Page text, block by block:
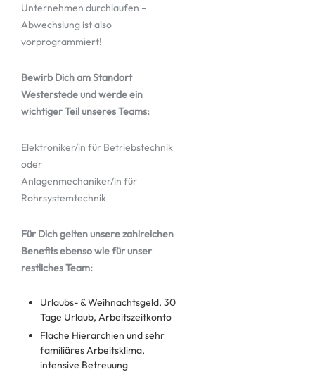
Unternehmen durchlaufen –
Abwechslung ist also
vorprogrammiert!
Bewirb Dich am Standort
Westerstede und werde ein
wichtiger Teil unseres Teams:
Elektroniker/in für Betriebstechnik
oder
Anlagenmechaniker/in für
Rohrsystemtechnik
Für Dich gelten unsere zahlreichen
Benefits ebenso wie für unser
restliches Team:
Urlaubs- & Weihnachtsgeld, 30
Tage Urlaub, Arbeitszeitkonto
Flache Hierarchien und sehr
familiäres Arbeitsklima,
intensive Betreuung